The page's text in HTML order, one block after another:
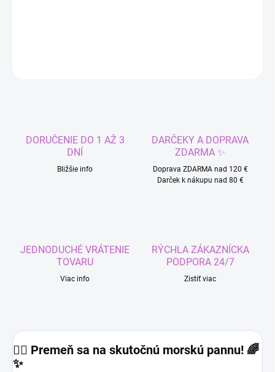
DORUČENIE DO 1 AŽ 3
DNÍ
Bližšie info
DARČEKY A DOPRAVA
ZDARMA ✨
Doprava ZDARMA nad 120 €
Darček k nákupu nad 80 €
JEDNODUCHÉ VRÁTENIE
TOVARU
Viac info
RÝCHLA ZÁKAZNÍCKA
PODPORA 24/7
Zistiť viac
🧜‍♀️ Premeň sa na skutočnú morskú pannu! 🌈
✨